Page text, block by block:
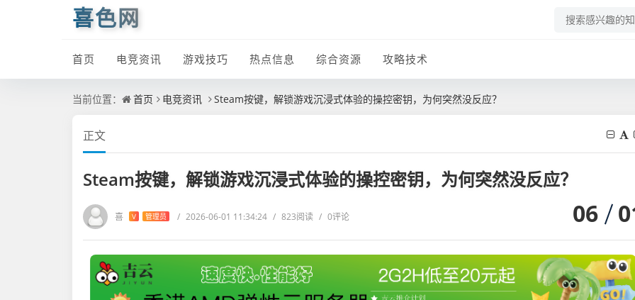
喜色网
首页 电竞资讯 游戏技巧 热点信息 综合资源 攻略技术
当前位置： 首页 电竞资讯 Steam按键，解锁游戏沉浸式体验的操控密钥，为何突然没反应？
正文
Steam按键，解锁游戏沉浸式体验的操控密钥，为何突然没反应？
喜 V 管理员 / 2026-06-01 11:34:24 / 823阅读 / 0评论 06